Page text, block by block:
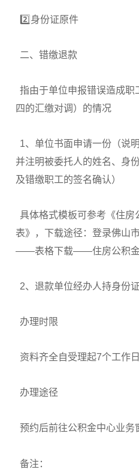
2️⃣身份证原件
二、错缴退款
指由于单位申报错误造成职
四的汇缴对调）的情况
1、单位书面申请一份（说
并注明被委托人的姓名、身
及错缴职工的签名确认）
具体格式模板可参考《住
表》，下载途径：登录佛山
——表格下载——住房公积
2、退款单位经办人持身份
办理时限
资料齐全自受理起7个工作日
办理途径
预约后前往公积金中心业务
备注：